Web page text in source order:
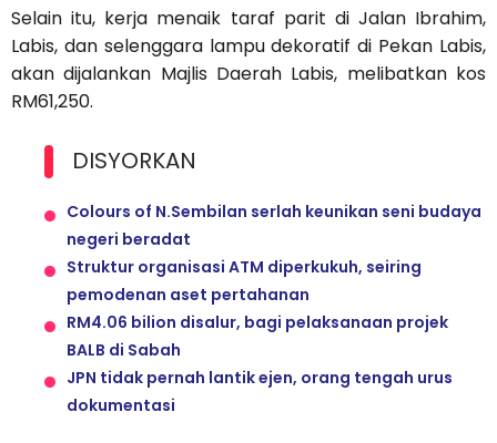
Selain itu, kerja menaik taraf parit di Jalan Ibrahim,
Labis, dan selenggara lampu dekoratif di Pekan Labis,
akan dijalankan Majlis Daerah Labis, melibatkan kos
RM61,250.
DISYORKAN
Colours of N.Sembilan serlah keunikan seni budaya
negeri beradat
Struktur organisasi ATM diperkukuh, seiring
pemodenan aset pertahanan
RM4.06 bilion disalur, bagi pelaksanaan projek
BALB di Sabah
JPN tidak pernah lantik ejen, orang tengah urus
dokumentasi